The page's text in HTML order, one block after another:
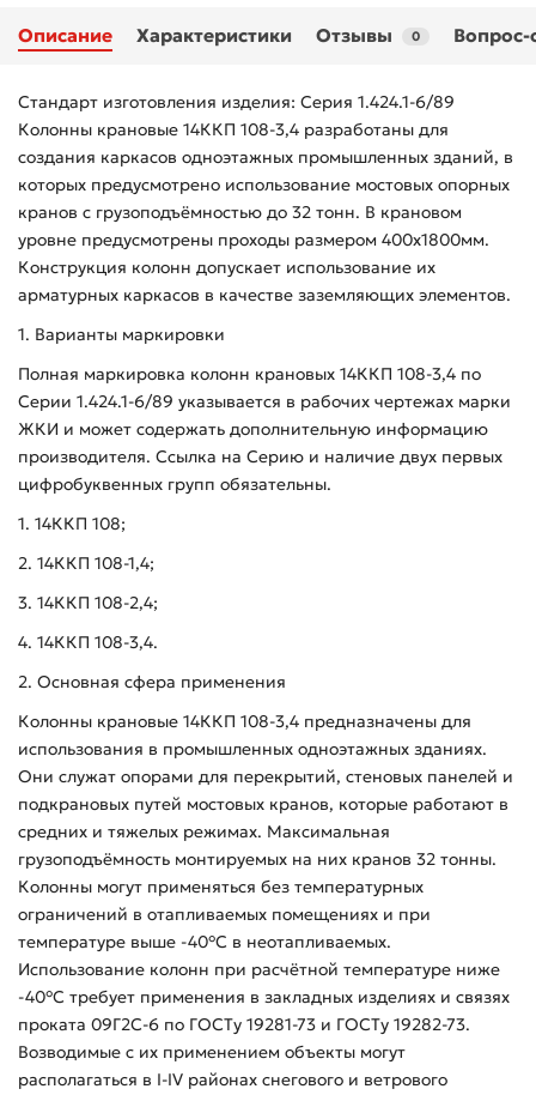
Описание Характеристики Отзывы 0 Вопрос-
Стандарт изготовления изделия: Серия 1.424.1-6/89
Колонны крановые 14ККП 108-3,4 разработаны для
создания каркасов одноэтажных промышленных зданий, в
которых предусмотрено использование мостовых опорных
кранов с грузоподъёмностью до 32 тонн. В крановом
уровне предусмотрены проходы размером 400х1800мм.
Конструкция колонн допускает использование их
арматурных каркасов в качестве заземляющих элементов.
1. Варианты маркировки
Полная маркировка колонн крановых 14ККП 108-3,4 по
Серии 1.424.1-6/89 указывается в рабочих чертежах марки
ЖКИ и может содержать дополнительную информацию
производителя. Ссылка на Серию и наличие двух первых
цифробуквенных групп обязательны.
1. 14ККП 108;
2. 14ККП 108-1,4;
3. 14ККП 108-2,4;
4. 14ККП 108-3,4.
2. Основная сфера применения
Колонны крановые 14ККП 108-3,4 предназначены для
использования в промышленных одноэтажных зданиях.
Они служат опорами для перекрытий, стеновых панелей и
подкрановых путей мостовых кранов, которые работают в
средних и тяжелых режимах. Максимальная
грузоподъёмность монтируемых на них кранов 32 тонны.
Колонны могут применяться без температурных
ограничений в отапливаемых помещениях и при
температуре выше -40°С в неотапливаемых.
Использование колонн при расчётной температуре ниже
-40°С требует применения в закладных изделиях и связях
проката 09Г2С-6 по ГОСТу 19281-73 и ГОСТу 19282-73.
Возводимые с их применением объекты могут
располагаться в I-IV районах снегового и ветрового